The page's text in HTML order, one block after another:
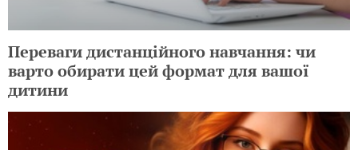
Переваги дистанційного навчання: чи
варто обирати цей формат для вашої
дитини